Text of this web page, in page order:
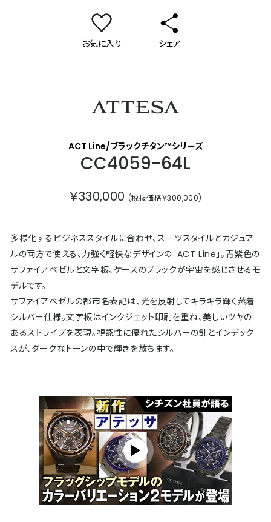
お気に入り シェア
ACT Line/ブラックチタン™シリーズ
CC4059-64L
￥330,000 (税抜価格￥300,000)
多様化するビジネススタイルに合わせ、スーツスタイルとカジュア
ルの両方で使える、力強く軽快なデザインの「ACT Line」。青紫色の
サファイアベゼルと文字板、ケースのブラックが宇宙を感じさせるモ
デルです。
サファイアベゼルの都市名表記は、光を反射してキラキラ輝く蒸着
シルバー仕様。文字板はインクジェット印刷を重ね、美しいツヤの
あるストライプを表現。視認性に優れたシルバーの針とインデック
スが、ダークなトーンの中で輝きを放ちます。